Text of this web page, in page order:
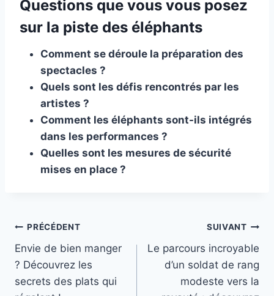
Questions que vous vous posez
sur la piste des éléphants
Comment se déroule la préparation des
spectacles ?
Quels sont les défis rencontrés par les
artistes ?
Comment les éléphants sont-ils intégrés
dans les performances ?
Quelles sont les mesures de sécurité
mises en place ?
Navigation
de
l’article
PRÉCÉDENT
Envie de bien manger
? Découvrez les
secrets des plats qui
SUIVANT
Le parcours incroyable
d’un soldat de rang
modeste vers la